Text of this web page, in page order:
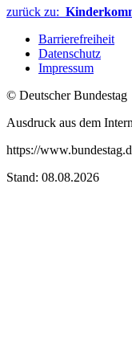
zurück zu:
Barrierefreiheit
Datenschutz
Impressum
© Deutscher Bundestag
Ausdruck aus dem
https://
Stand: 08.08.2026